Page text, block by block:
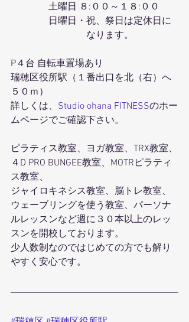
土曜日 ８:００～１８:００
日曜日・祝、祭日は定休日に
なります。
P４台 自転車置場あり
瑞穂区役所駅（１番出口を北（右）へ
５０ｍ）
詳しくは、 Studio ohana FITNESSのホー
ムページでご確認下さい。
ピラティス教室、ヨガ教室、TRX教室、
４D PRO BUNGEE教室、MOTRピラティ
ス教室、
ジャイロキネシス教室、脳トレ教室、
ウェーブリングを使う教室、パーソナ
ルレッスンなど週に３０本以上のレッ
スンを開校しております。
少人数制なのではじめての方でも解り
やすく安心です。